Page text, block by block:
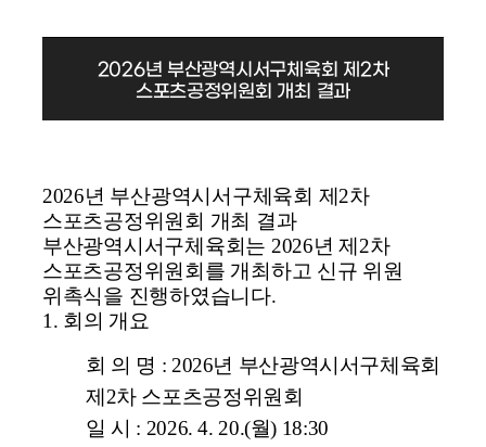
2026년 부산광역시서구체육회 제2차
스포츠공정위원회 개최 결과
2026년 부산광역시서구체육회 제2차
스포츠공정위원회 개최 결과
부산광역시서구체육회 는 2026년 제2차
스포츠공정위원회를 개최하고 신규 위원
위촉식을 진행하였습니다.
1. 회의 개요
회 의 명 : 2026년 부산광역시서구체육회
제2차 스포츠공정위원회
일 시 : 2026. 4. 20.(월) 18:30